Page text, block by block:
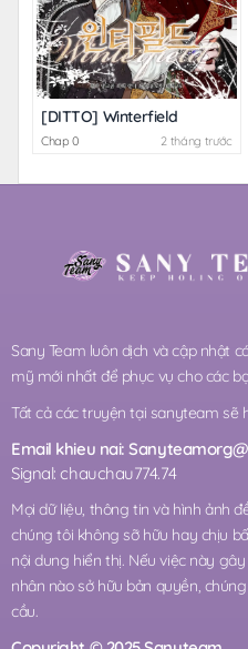
[DITTO] Winterfield
Chap 0 2 tháng trước
Sany Team luôn dịch và cập nhật
mỹ mới nhất để phục vụ cho các
Tất cả các truyện tại sanyteam sẽ
Email khieu nai:
Signal: chauchau774.74
Mọi dữ liệu, thông tin và hình ảnh
chúng tôi không sỡ hữu hay chịu
nội dung hiển thị. Nếu việc này
nhân nào sở hữu bản quyền,
cầu.